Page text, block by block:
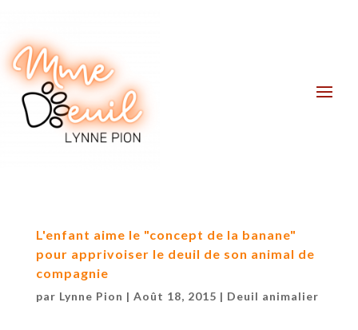
L'enfant aime le "concept de la banane"
pour apprivoiser le deuil de son animal de
compagnie
par Lynne Pion | Août 18, 2015 | Deuil animalier